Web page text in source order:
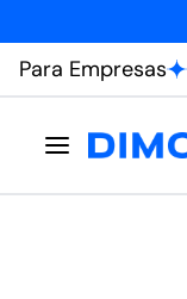
Para Empresas